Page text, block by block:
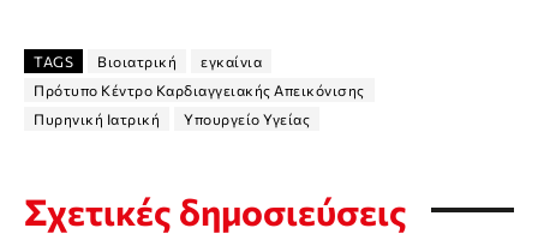
TAGS Βιοιατρική
εγκαίνια
Πρότυπο Κέντρο Καρδιαγγειακής Απεικόνισης
Πυρηνική Ιατρική
Υπουργείο Υγείας
Σχετικές δημοσιεύσεις